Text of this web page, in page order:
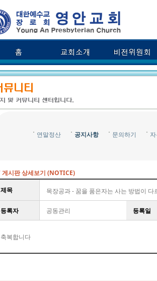
연말정산 공지사항 문의하기
게시판 상세보기 (NOTICE)
제목
목장공과 - 꿈을 품은자는 사는 방법이
등록자 공동관리 등록일
축복합니다